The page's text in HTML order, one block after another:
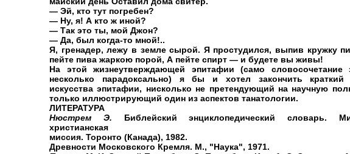
— Эй, кто тут погребен?
— Ну, я! А кто ж иной?
— Так это ты, мой Джон?
— Да, был когда-то мной!..
Я, гренадер, лежу в земле сырой. Я простудился, выпив кружку
пейте пива жаркою порой, А пейте спирт — и будете вы живы!
На этой жизнеутверждающей эпитафии (само словосочетание
несколько парадоксально) я бы и хотел закончить краткий
искусства эпитафии, нисколько не претендующий на научную
только иллюстрирующий один из аспектов танатологии.
ЛИТЕРАТУРА
Нюстрем Э. Библейский энциклопедический словарь.
христианская
миссия. Торонто (Канада), 1982.
Древности Московского Кремля. М., "Наука", 1971.